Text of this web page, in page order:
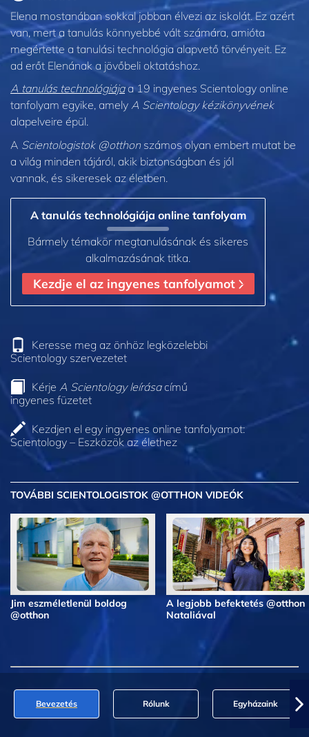
Elena mostanában sokkal jobban élvezi az iskolát. Ez azért
van, mert a tanulás könnyebbé vált számára, amióta
megértette a tanulási technológia alapvető törvényeit. Ez
ad erőt Elenának a jövőbeli oktatáshoz.
A tanulás technológiájaa 19 ingyenes Scientology online
tanfolyam egyike, amely A Scientology kézikönyvének
alapelveire épül.
A Scientologistok @otthonszámos olyan embert mutat be
a világ minden tájáról, akik biztonságban és jól
vannak, és sikeresek az életben.
A tanulás technológiája online tanfolyam
Bármely témakör megtanulásának és sikeres
alkalmazásának titka.
Kezdje el az ingyenes tanfolyamot
Keresse meg az önhöz legközelebbi
Scientology szervezetet
Kérje A Scientology leírásacímű
ingyenes füzetet
Kezdjen el egy ingyenes online tanfolyamot:
Scientology – Eszközök az élethez
TOVÁBBI SCIENTOLOGISTOK @OTTHON VIDEÓK
Jim eszméletlenül boldog
@otthon
A legjobb befektetés @otthon
Nataliával
Bevezetés Rólunk Egyházaink